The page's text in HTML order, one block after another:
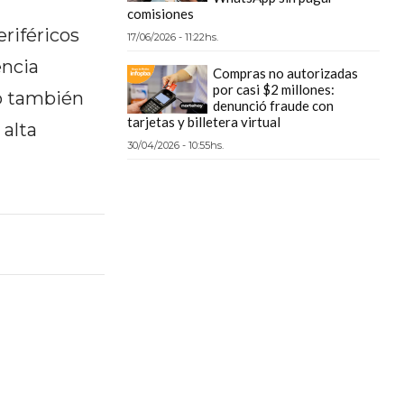
también
alta
comisiones
17/06/2026 - 11:22hs.
Compras no autorizadas
por casi $2 millones:
denunció fraude con
tarjetas y billetera virtual
30/04/2026 - 10:55hs.